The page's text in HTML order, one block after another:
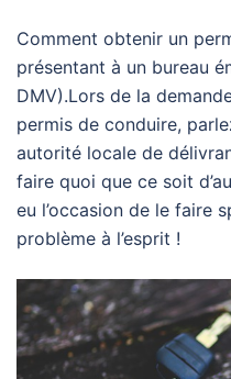
Comment obtenir un
présentant à un bureau
DMV).Lors de la
permis de conduire,
autorité locale de
faire quoi que ce soit
eu l’occasion de le faire
problème à l’esprit !